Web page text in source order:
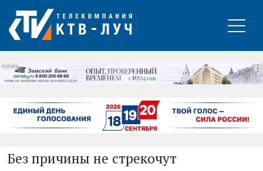
РЕКЛАМА
Без причины не стрекочут